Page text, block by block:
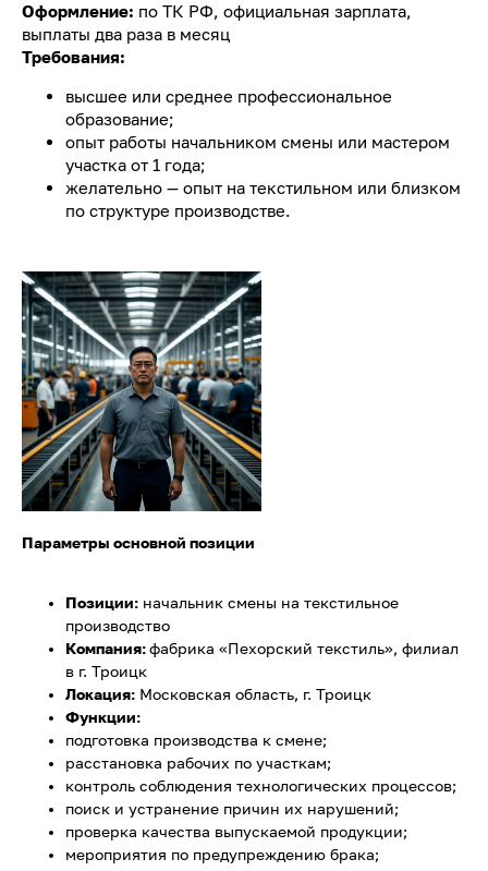
Оформление: по ТК РФ, официальная зарплата,
выплаты два раза в месяц
Требования:
высшее или среднее профессиональное
образование;
опыт работы начальником смены или мастером
участка от 1 года;
желательно — опыт на текстильном или близком
по структуре производстве.
Параметры основной позиции
Позиции: начальник смены на текстильное
производство
Компания:фабрика «Пехорский текстиль», филиал
в г. Троицк
Локация: Московская область, г. Троицк
Функции:
подготовка производства к смене;
расстановка рабочих по участкам;
контроль соблюдения технологических процессов;
поиск и устранение причин их нарушений;
проверка качества выпускаемой продукции;
мероприятия по предупреждению брака;